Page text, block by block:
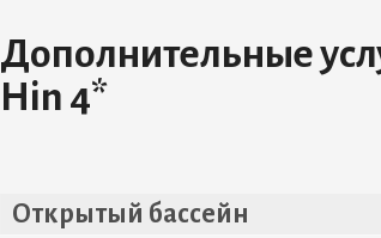
Дополнительные
Hin 4*
Открытый бассейн